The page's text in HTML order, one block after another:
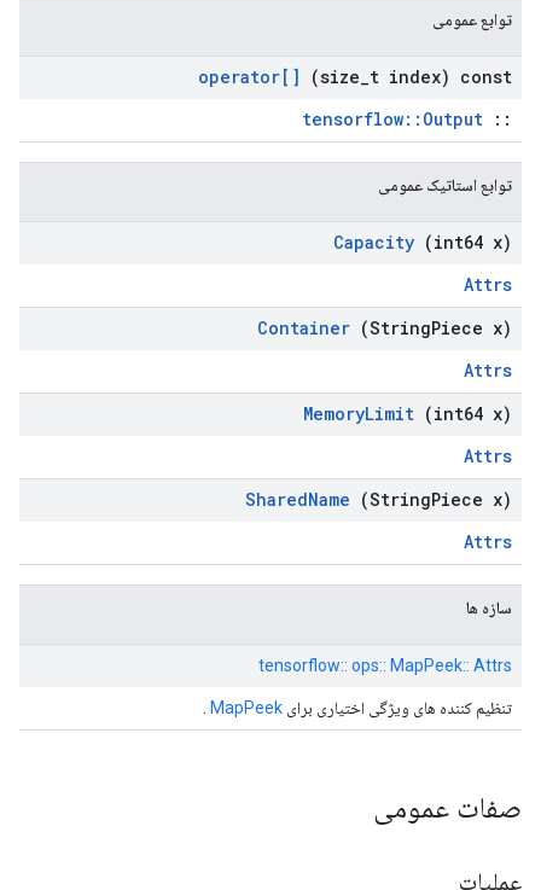
توابع عمومی
operator[] (size t index) const
::
tensorflow::Output
توابع استاتیک عمومی
Capacity (int64 x)
Attrs
Container (StringPiece x)
Attrs
MemoryLimit (int64 x)
Attrs
SharedName (StringPiece x)
Attrs
سازه ها
tensorflow:: ops:: MapPeek:: Attrs
تنظیم کننده های ویژگی اختیاری برای MapPeek
صفات عمومی
عملیات